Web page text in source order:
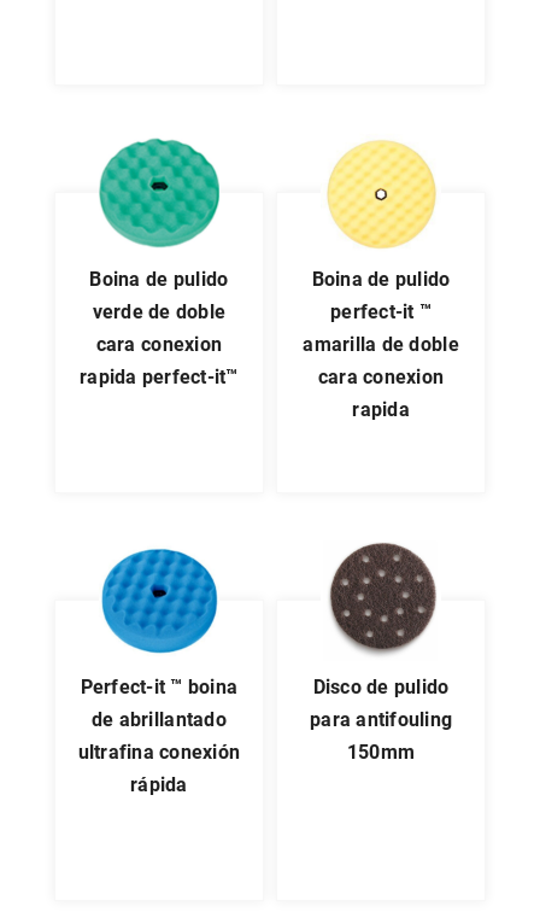
boina de pulido
verde de doble
cara conexion
rapida perfect-it™
boina de pulido
perfect-it ™
amarilla de doble
cara conexion
rapida
perfect-it ™ boina
de abrillantado
ultrafina conexión
rápida
disco de pulido
para antifouling
150mm